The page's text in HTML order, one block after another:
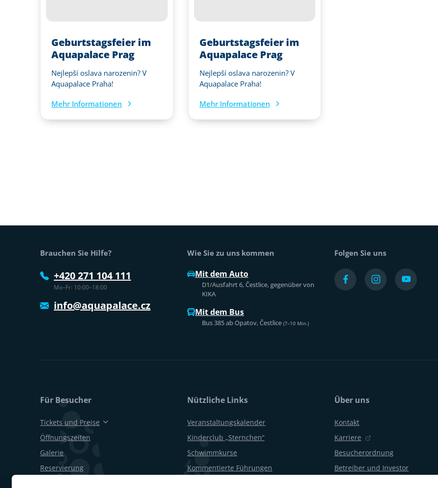
Geburtstagsfeier im
Aquapalace Prag
Nejlepší oslava narozenin? V
Aquapalace Praha!
Mehr Informationen
Geburtstagsfeier im
Aquapalace Prag
Nejlepší oslava narozenin? V
Aquapalace Praha!
Mehr Informationen
Brauchen Sie Hilfe?
+420 271 104 111
Mo–Fr: 10:00–18:00
info@aquapalace.cz
Wie Sie zu uns kommen
Mit dem Auto
D1/Ausfahrt 6, Čestlice, gegenüber von
KIKA
Mit dem Bus
Bus 385 ab Opatov, Čestlice (7–10 Min.)
Folgen Sie uns
Für Besucher
Tickets und Preise
Öffnungszeiten
Galerie
Reservierung
Nützliche Links
Veranstaltungskalender
Kinderclub „Sternchen“
Schwimmkurse
Kommentierte Führungen
Über uns
Kontakt
Karriere
Besucherordnung
Betreiber und Investor